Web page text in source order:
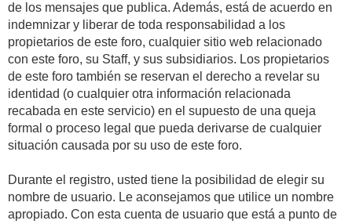
de los mensajes que publica. Además, está de acuerdo en
indemnizar y liberar de toda responsabilidad a los
propietarios de este foro, cualquier sitio web relacionado
con este foro, su Staff, y sus subsidiarios. Los propietarios
de este foro también se reservan el derecho a revelar su
identidad (o cualquier otra información relacionada
recabada en este servicio) en el supuesto de una queja
formal o proceso legal que pueda derivarse de cualquier
situación causada por su uso de este foro.
Durante el registro, usted tiene la posibilidad de elegir su
nombre de usuario. Le aconsejamos que utilice un nombre
apropiado. Con esta cuenta de usuario que está a punto de